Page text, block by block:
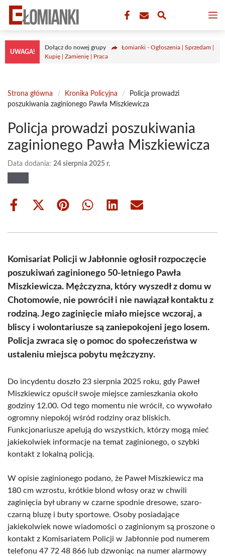
Przejdź
treści
UWAGA!
Dołącz do nowej grupy
Łomianki - Ogłoszenia | Sprzedam |
Kupię | Zamienię | Praca
Strona główna / Kronika Policyjna /
Policja prowadzi
poszukiwania zaginionego Pawła Miszkiewicza
Policja prowadzi poszukiwania
zaginionego Pawła Miszkiewicza
Data dodania: 24 sierpnia 2025 r.
Share
Share
(Twitter)
Share Share Share Share
Komisariat Policji w Jabłonnie ogłosił rozpoczęcie
poszukiwań zaginionego 50-letniego Pawła
Miszkiewicza. Mężczyzna, który wyszedł z domu w
Chotomowie, nie powrócił i nie nawiązał kontaktu z
rodziną. Jego zaginięcie miało miejsce wczoraj, a
bliscy i wolontariusze są zaniepokojeni jego losem.
Policja zwraca się o pomoc do społeczeństwa w
ustaleniu miejsca pobytu mężczyzny.
Do incydentu doszło 23 sierpnia 2025 roku, gdy Paweł
Miszkiewicz opuścił swoje miejsce zamieszkania około
godziny 12.00. Od tego momentu nie wrócił, co wywołało
ogromny niepokój wśród rodziny oraz bliskich.
Funkcjonariusze apelują do wszystkich, którzy mogą mieć
jakiekolwiek informacje na temat zaginionego, o szybki
kontakt z lokalną policją.
W opisie zaginionego podano, że Paweł Miszkiewicz ma
180 cm wzrostu, krótkie blond włosy oraz w chwili
zaginięcia był ubrany w czarne spodnie dresowe, szaro-
czarną bluzę i buty sportowe. Osoby posiadające
jakiekolwiek nowe wiadomości o zaginionym są proszone o
kontakt z Komisariatem Policji w Jabłonnie pod numerem
telefonu 47 72 48 866 lub dzwoniąc na numer alarmowy